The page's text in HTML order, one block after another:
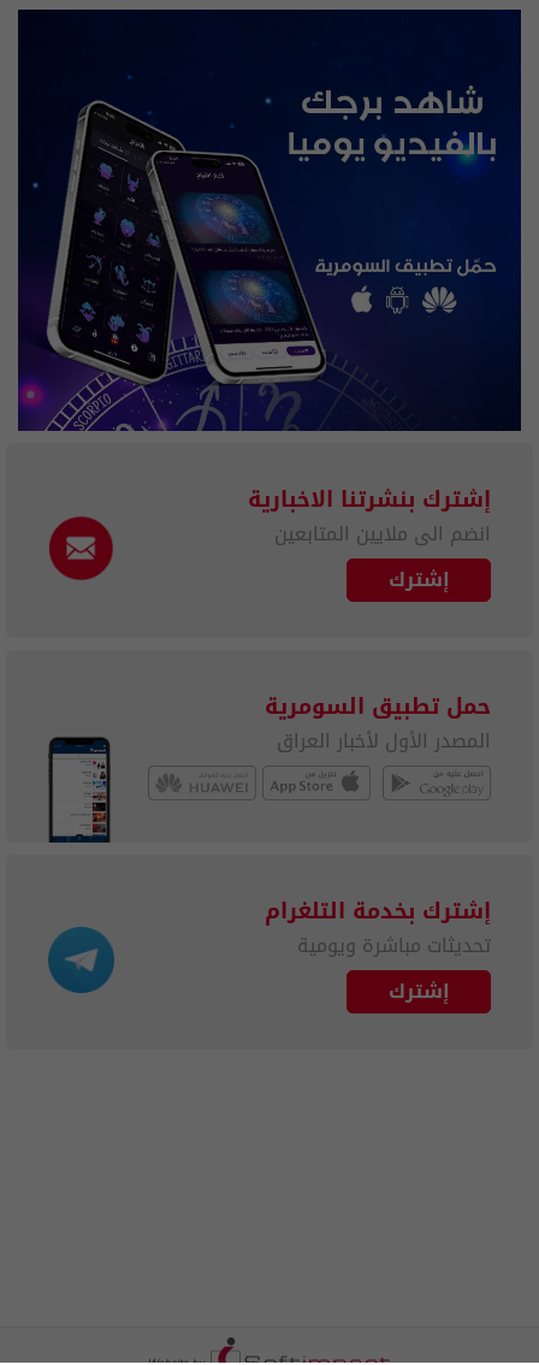
إشترك بنشرتنا الاخبارية
انضم الى ملايين المتابعين
إشترك
حمل تطبيق السومرية
المصدر الأول لأخبار العراق
إشترك بخدمة التلغرام
تحديثات مباشرة ويومية
إشترك